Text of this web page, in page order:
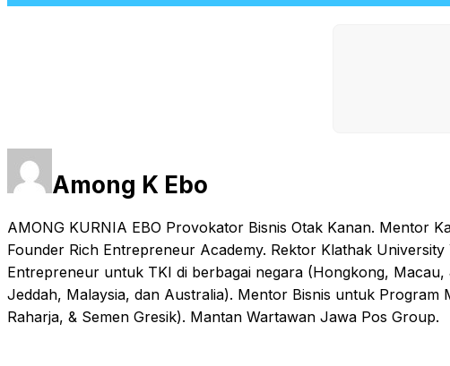
Among K Ebo
AMONG KURNIA EBO Provokator Bisnis Otak Kanan. Mentor
Founder Rich Entrepreneur Academy. Rektor Klathak University
Entrepreneur untuk TKI di berbagai negara (Hongkong, Macau,
Jeddah, Malaysia, dan Australia). Mentor Bisnis untuk Program
Raharja, & Semen Gresik). Mantan Wartawan Jawa Pos Group.